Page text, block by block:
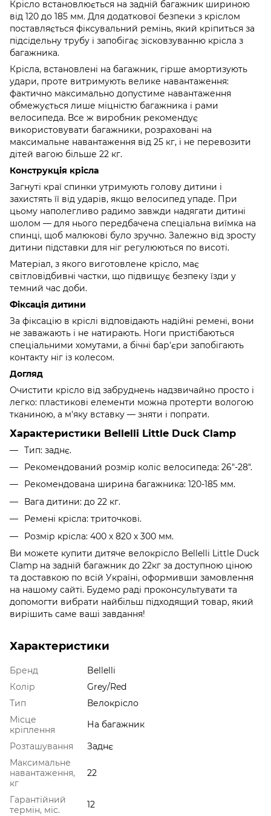
Крісло встановлюється на задній багажник шириною
від 120 до 185 мм. Для додаткової безпеки з кріслом
поставляється фіксувальний ремінь, який кріпиться за
підсідельну трубу і запобігає зісковзуванню крісла з
багажника.
Крісла, встановлені на багажник, гірше амортизують
удари, проте витримують велике навантаження:
фактично максимально допустиме навантаження
обмежується лише міцністю багажника і рами
велосипеда. Все ж виробник рекомендує
використовувати багажники, розраховані на
максимальне навантаження від 25 кг, і не перевозити
дітей вагою більше 22 кг.
Конструкція крісла
Загнуті краї спинки утримують голову дитини і
захистять її від ударів, якщо велосипед упаде. При
цьому наполегливо радимо завжди надягати дитині
шолом — для нього передбачена спеціальна виїмка на
спинці, щоб малюкові було зручно. Залежно від зросту
дитини підставки для ніг регулюються по висоті.
Матеріал, з якого виготовлене крісло, має
світловідбивні частки, що підвищує безпеку їзди у
темний час доби.
Фіксація дитини
За фіксацію в кріслі відповідають надійні ремені, вони
не заважають і не натирають. Ноги пристібаються
спеціальними хомутами, а бічні бар'єри запобігають
контакту ніг із колесом.
Догляд
Очистити крісло від забруднень надзвичайно просто і
легко: пластикові елементи можна протерти вологою
тканиною, а м'яку вставку — зняти і попрати.
Характеристики Bellelli Little Duck Сlamp
Тип: заднє.
Рекомендований розмір коліс велосипеда: 26"-28".
Рекомендована ширина багажника: 120-185 мм.
Вага дитини: до 22 кг.
Ремені крісла: триточкові.
Розмір крісла: 400 х 820 х 300 мм.
Ви можете купити дитяче велокрісло Bellelli Little Duck
Сlamp на задній багажник до 22кг за доступною ціною
та доставкою по всій Україні, оформивши замовлення
на нашому сайті. Будемо раді проконсультувати та
допомогти вибрати найбільш підходящий товар, який
вирішить саме ваші завдання!
Характеристики
Бренд
Bellelli
Колір
Grey/Red
Тип
Велокрісло
Місце
кріплення
На багажник
Розташування
Заднє
Максимальне
навантаження,
кг
22
Гарантійний
термін, міс.
12